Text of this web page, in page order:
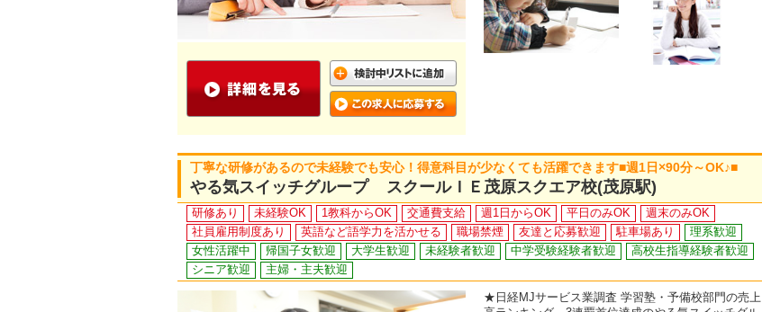
丁寧な研修があるので未経験でも安心！得意科目が少なくても活躍できます■週1日×90分～OK♪■
やる気スイッチグループ スクールＩＥ茂原スクエア校(茂原駅)
研修あり 未経験OK 1教科からOK 交通費支給 週1日からOK 平日のみOK
週末のみOK
社員雇用制度あり
英語など語学力を活かせる 職場禁煙 友達と応募歓迎 駐車場あり
理系歓迎
女性活躍中
帰国子女歓迎 大学生歓迎 未経験者歓迎 中学受験経験者歓迎
高校生指導経験者歓迎
シニア歓迎
主婦・主夫歓迎
★日経MJサービス業調査 学習塾・予備校部門の売上